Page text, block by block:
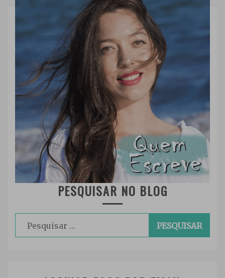
PESQUISAR NO BLOG
Pesquisar
por: